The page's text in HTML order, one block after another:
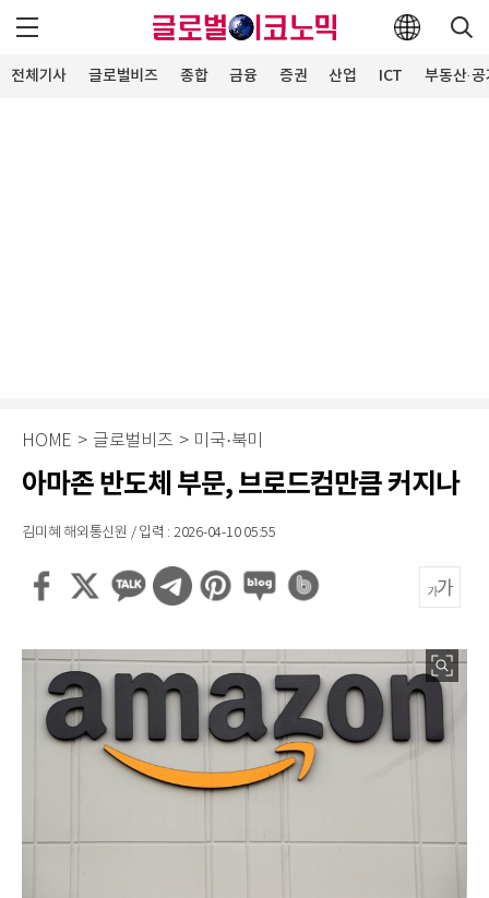
전체기사 글로벌비즈 종합 금융 증권 산업 ICT 부동산·
HOME > 글로벌비즈 > 미국·북미
아마존 반도체 부문, 브로드컴만큼 커지나
김미혜 해외통신원 / 입력 : 2026-04-10 05:55